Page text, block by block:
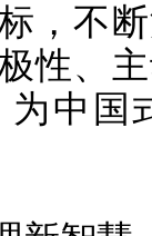
，不
性、
中国